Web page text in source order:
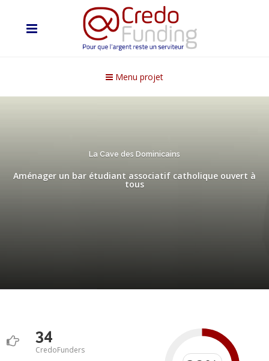
Menu projet
La Cave des Dominicains
Aménager un bar étudiant associatif catholique ouvert à
tous
34
CredoFunders